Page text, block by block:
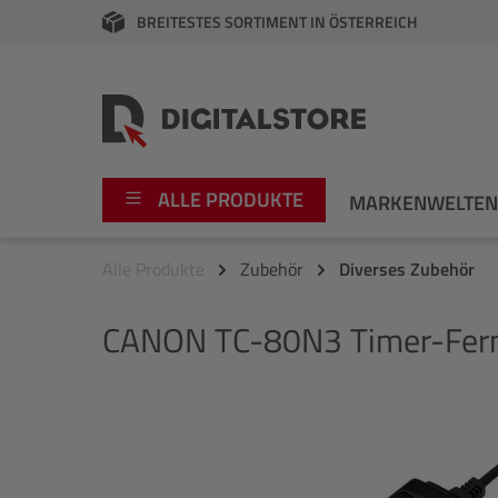
Zur Hauptnavigation springen
BREITESTES SORTIMENT IN ÖSTERREICH
ALLE PRODUKTE MARKENWELTEN
Video
Fujifilm
Alle Produkte Zubehör Diverses Zubehör
CANONTC-80N3 Timer-